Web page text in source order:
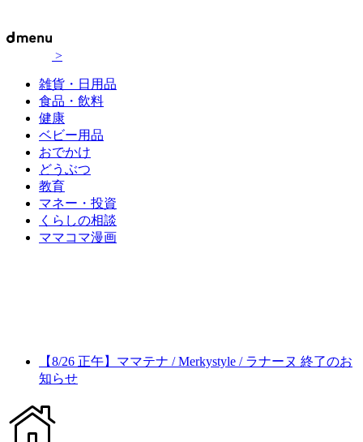
>
雑貨・日用品
食品・飲料
健康
ベビー用品
おでかけ
どうぶつ
教育
マネー・投資
くらしの相談
ママコマ漫画
【8/26 正午】ママテナ / Merkystyle / ラナーヌ 終了のお
知らせ